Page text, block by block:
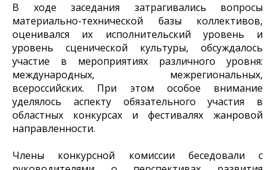
В ходе заседания затрагивались вопросы
материально-технической базы коллективов,
оценивался их исполнительский уровень и
уровень сценической культуры, обсуждалось
участие в мероприятиях различного уровня:
международных, межрегиональных,
всероссийских. При этом особое внимание
уделялось аспекту обязательного участия в
областных конкурсах и фестивалях жанровой
направленности.
Члены конкурсной комиссии беседовали с